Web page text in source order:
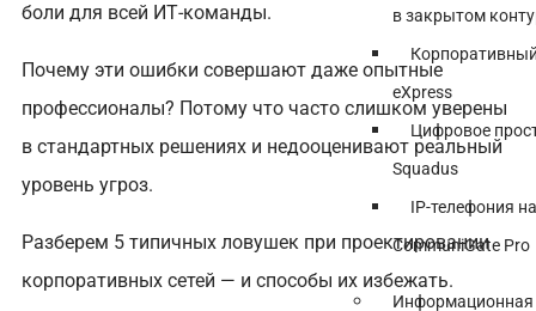
в закрытом
eXpress
Цифровое
Squadus
IP-телефония
CommuniGate Pro
Информационная
боли для всей ИТ-команды.
Почему эти ошибки совершают даже опытные
профессионалы? Потому что часто слишком уверены
в стандартных решениях и недооценивают реальный
уровень угроз.
Разберем 5 типичных ловушек при проектировании
корпоративных сетей — и способы их избежать.